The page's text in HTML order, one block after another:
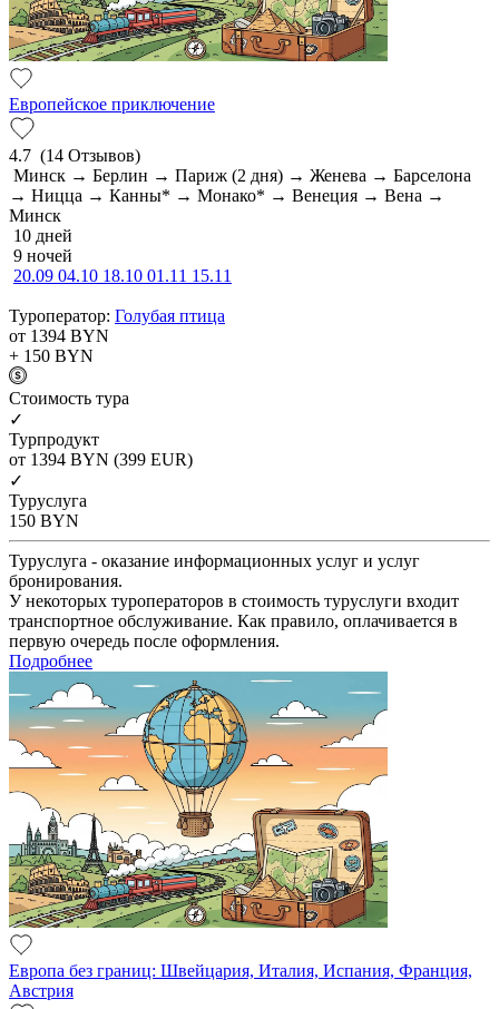
Европейское приключение
4.7 (14 Отзывов)
Минск → Берлин → Париж (2 дня) → Женева → Барселона
→ Ницца → Канны* → Монако* → Венеция → Вена →
Минск
10 дней
9 ночей
20.09 04.10 18.10 01.11 15.11
Туроператор: Голубая птица
от 1394 BYN
+ 150 BYN
Cтоимость тура
✓
Турпродукт
от 1394 BYN (399 EUR)
✓
Туруслуга
150 BYN
Туруслуга - оказание информационных услуг и услуг
бронирования.
У некоторых туроператоров в стоимость туруслуги входит
транспортное обслуживание. Как правило, оплачивается в
первую очередь после оформления.
Подробнее
Европа без границ: Швейцария, Италия, Испания, Франция,
Австрия